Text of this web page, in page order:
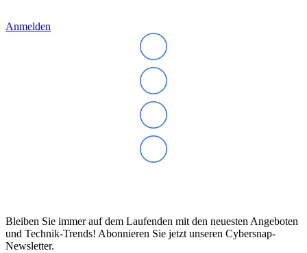
Anmelden
Bleiben Sie immer auf dem Laufenden mit den neuesten Angeboten
und Technik-Trends! Abonnieren Sie jetzt unseren Cybersnap-
Newsletter.